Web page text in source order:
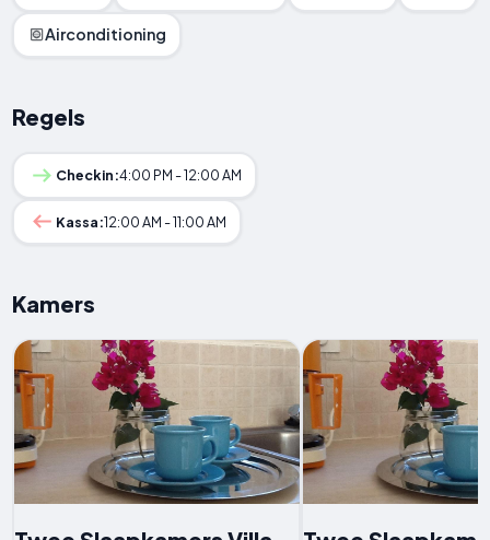
Airconditioning
Regels
Checkin:4:00 PM - 12:00 AM
Kassa:12:00 AM - 11:00 AM
Kamers